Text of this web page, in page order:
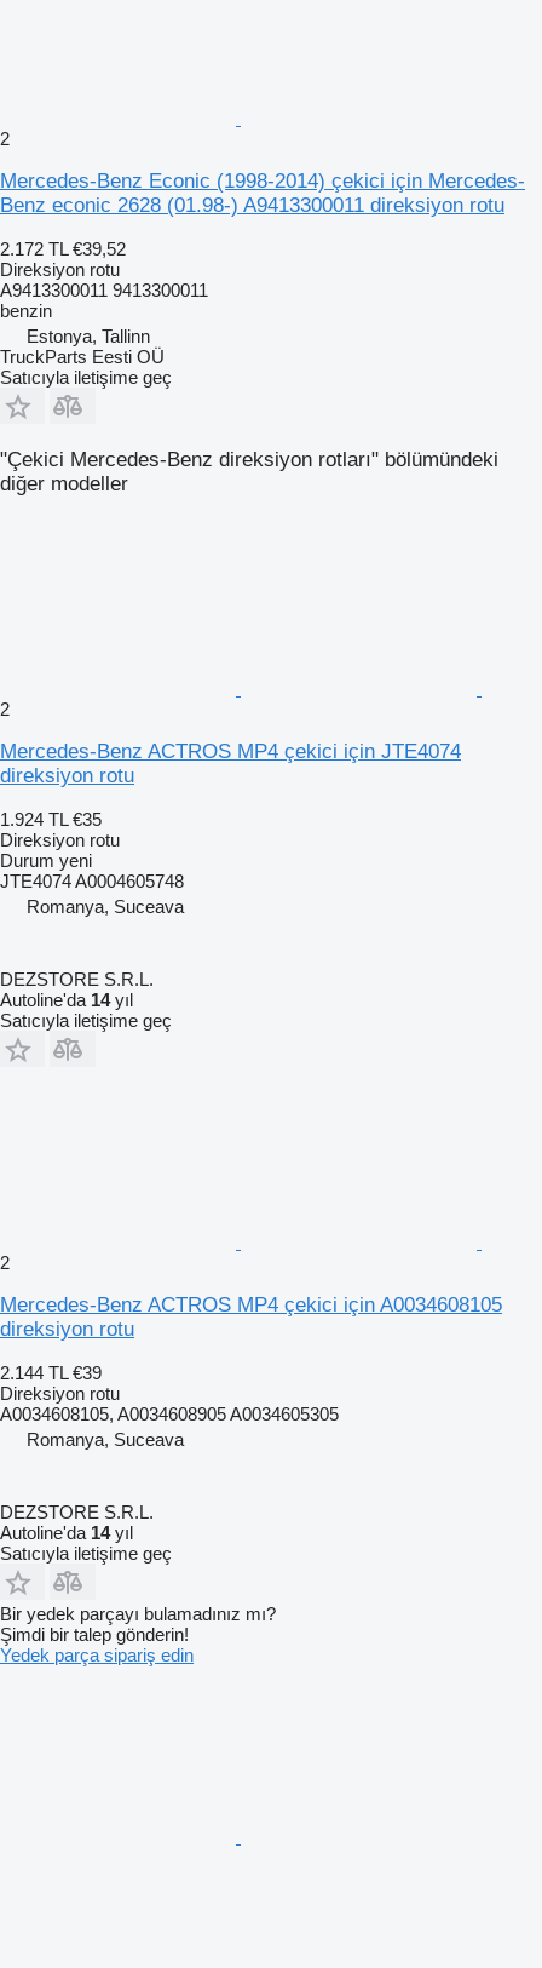
2
Mercedes-Benz Econic (1998-2014) çekici için Mercedes-
Benz econic 2628 (01.98-) A9413300011 direksiyon rotu
2.172 TL €39,52
Direksiyon rotu
A9413300011 9413300011
benzin
Estonya, Tallinn
TruckParts Eesti OÜ
Satıcıyla iletişime geç
"Çekici Mercedes-Benz direksiyon rotları" bölümündeki
diğer modeller
2
Mercedes-Benz ACTROS MP4 çekici için JTE4074
direksiyon rotu
1.924 TL €35
Direksiyon rotu
Durum yeni
JTE4074 A0004605748
Romanya, Suceava
DEZSTORE S.R.L.
Autoline'da 14yıl
Satıcıyla iletişime geç
2
Mercedes-Benz ACTROS MP4 çekici için A0034608105
direksiyon rotu
2.144 TL €39
Direksiyon rotu
A0034608105, A0034608905 A0034605305
Romanya, Suceava
DEZSTORE S.R.L.
Autoline'da 14yıl
Satıcıyla iletişime geç
Bir yedek parçayı bulamadınız mı?
Şimdi bir talep gönderin!
Yedek parça sipariş edin